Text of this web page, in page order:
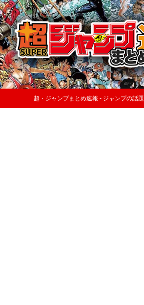
超・ジャンプまとめ速報 - ジャンプの話